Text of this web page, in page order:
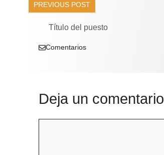
PREVIOUS POST
Título del puesto
Comentarios
Deja un comentario